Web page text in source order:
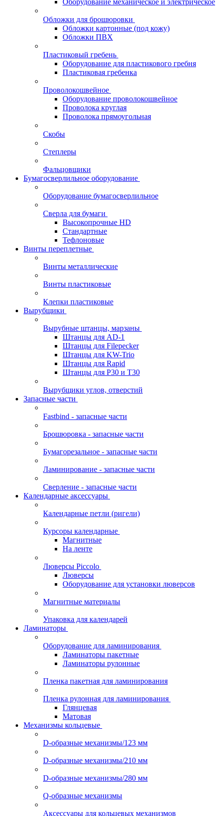
Оборудование механическое и электрическое
Обложки для брошюровки
Обложки картонные (под кожу)
Обложки ПВХ
Пластиковый гребень
Оборудование для пластикового гребня
Пластиковая гребенка
Проволокошвейное
Оборудование проволокошвейное
Проволока круглая
Проволока прямоугольная
Скобы
Степлеры
Фальцовщики
Бумагосверлильное оборудование
Оборудование бумагосверлильное
Сверла для бумаги
Высокопрочные HD
Стандартные
Тефлоновые
Винты переплетные
Винты металлические
Винты пластиковые
Клепки пластиковые
Вырубщики
Вырубные штанцы, марзаны
Штанцы для AD-1
Штанцы для Filepecker
Штанцы для KW-Trio
Штанцы для Rapid
Штанцы для Р30 и Т30
Вырубщики углов, отверстий
Запасные части
Fastbind - запасные части
Брошюровка - запасные части
Бумагорезальное - запасные части
Ламинирование - запасные части
Сверление - запасные части
Календарные аксессуары
Календарные петли (ригели)
Курсоры календарные
Магнитные
На ленте
Люверсы Piccolo
Люверсы
Оборудование для установки люверсов
Магнитные материалы
Упаковка для календарей
Ламинаторы
Оборудование для ламинирования
Ламинаторы пакетные
Ламинаторы рулонные
Пленка пакетная для ламинирования
Пленка рулонная для ламинирования
Глянцевая
Матовая
Механизмы кольцевые
D-образные механизмы/123 мм
D-образные механизмы/210 мм
D-образные механизмы/280 мм
Q-образные механизмы
Аксессуары для кольцевых механизмов